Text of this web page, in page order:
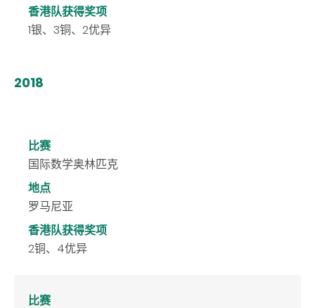
香港队获得奖项
1银、3铜、2优异
2018
比赛
国际数学奥林匹克
地点
罗马尼亚
香港队获得奖项
2铜、4优异
比赛